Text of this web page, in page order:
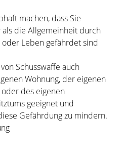
machen, dass Sie
die Allgemeinheit durch
Leben gefährdet sind
Schusswaffe auch
Wohnung, der eigenen
des eigenen
geeignet und
Gefährdungzu mindern.